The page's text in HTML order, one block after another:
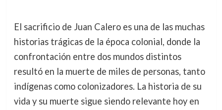
El sacrificio de Juan Calero es una de las muchas
historias trágicas de la época colonial, donde la
confrontación entre dos mundos distintos
resultó en la muerte de miles de personas, tanto
indígenas como colonizadores. La historia de su
vida y su muerte sigue siendo relevante hoy en